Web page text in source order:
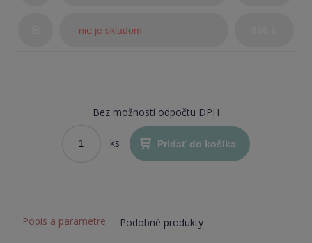
nie je skladom
Bez možností odpočtu DPH
ks Pridať do košíka
Popis a parametre Podobné produkty